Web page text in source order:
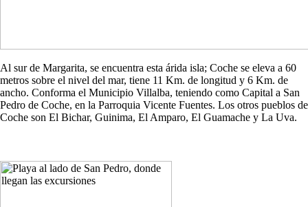
Al sur de Margarita, se encuentra esta árida isla; Coche se eleva a 60
metros sobre el nivel del mar, tiene 11 Km. de longitud y 6 Km. de
ancho. Conforma el Municipio Villalba, teniendo como Capital a San
Pedro de Coche, en la Parroquia Vicente Fuentes. Los otros pueblos de
Coche son El Bichar, Guinima, El Amparo, El Guamache y La Uva.